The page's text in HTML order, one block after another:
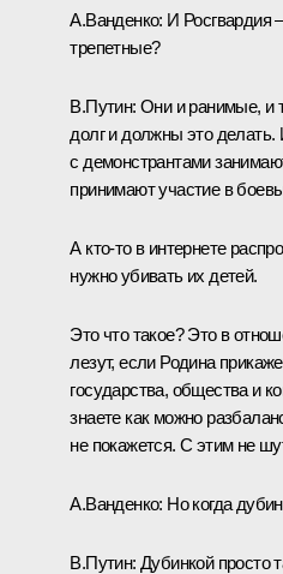
А.Ванденко: И Росгвардия
трепетные?
В.Путин: Они и ранимые, и
долг и должны это делать.
с демонстрантами
принимают участие в
А кто-то в интернете
нужно убивать их детей.
Это что такое? Это в
лезут, если Родина
государства, общества и
знаете как можно
не покажется. С этим не
А.Ванденко: Но когда
В.Путин: Дубинкой просто